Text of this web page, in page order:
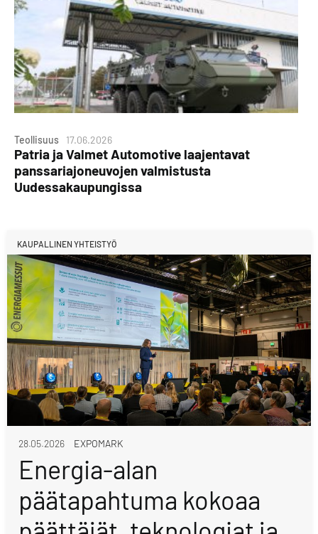
Teollisuus 17.06.2026
Patria ja Valmet Automotive laajentavat
panssariajoneuvojen valmistusta
Uudessakaupungissa
KAUPALLINEN YHTEISTYÖ
28.05.2026 EXPOMARK
Energia-alan
päätapahtuma kokoaa